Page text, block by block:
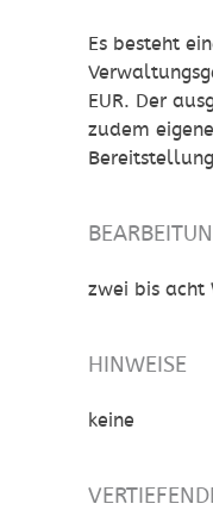
Es besteht
EUR. Der
zudem
zwei bis acht
HINWEISE
keine